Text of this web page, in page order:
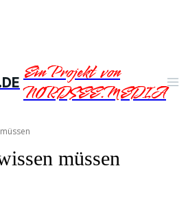
Ein Projekt von
NORDSEE.MEDIA
müssen